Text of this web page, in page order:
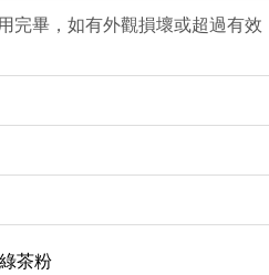
畢，如有外觀損壞或超過有效
茶粉